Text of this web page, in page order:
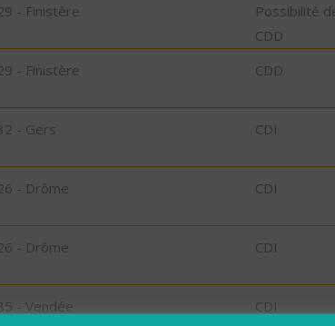
- Finistère
Possibilité
CDD
- Finistère CDD
- Gers CDI
- Drôme CDI
- Drôme CDI
- Vendée CDI